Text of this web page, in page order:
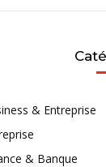
& Entreprise
& Banque